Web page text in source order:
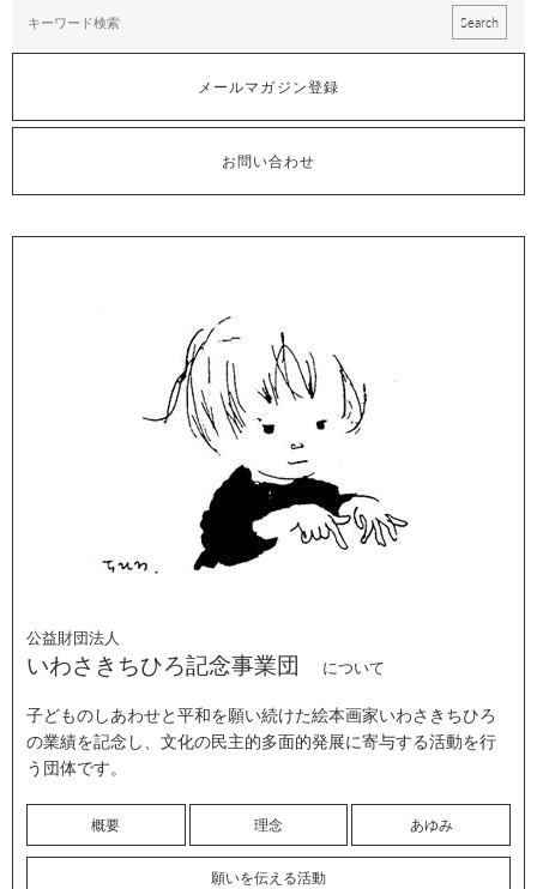
メールマガジン登録
お問い合わせ
公益財団法人
いわさきちひろ記念事業団 について
子どものしあわせと平和を願い続けた絵本画家いわさきちひろ
の業績を記念し、文化の民主的多面的発展に寄与する活動を行
う団体です。
概要 理念 あゆみ
願いを伝える活動